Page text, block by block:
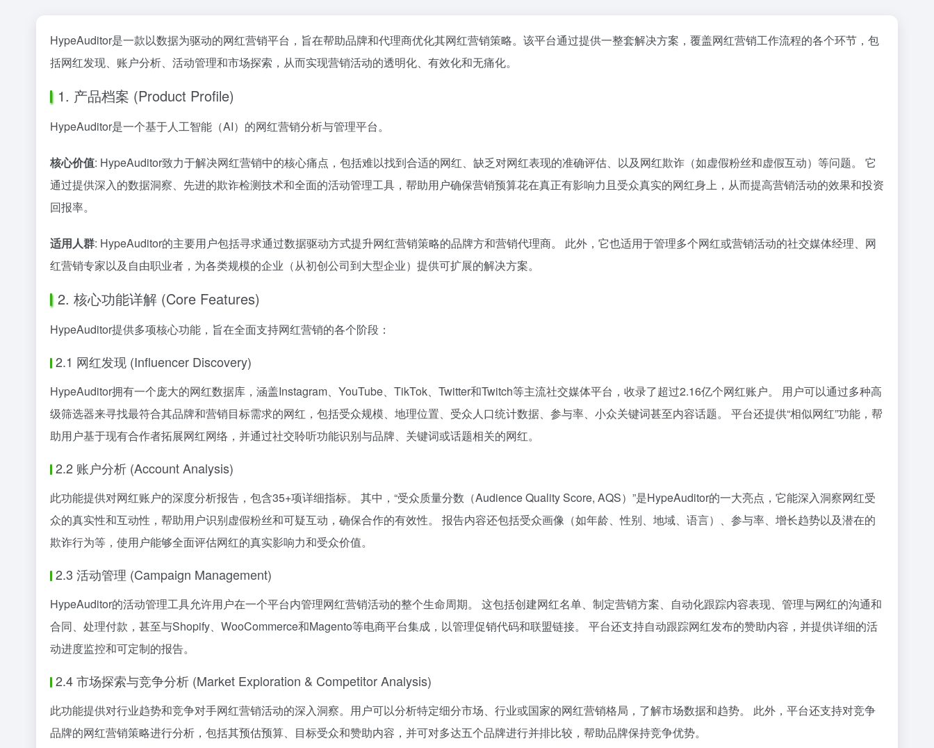
HypeAuditor是一款以数据为驱动的网红营销平台，旨在帮助品牌和代理商优化其网红营销策略。该平台通过提供一整套解决方案，覆盖网红营销工作流程的各个环节，包
括网红发现、账户分析、活动管理和市场探索，从而实现营销活动的透明化、有效化和无痛化。
1. 产品档案 (Product Profile)
HypeAuditor是一个基于人工智能（AI）的网红营销分析与管理平台。
核心价值: HypeAuditor致力于解决网红营销中的核心痛点，包括难以找到合适的网红、缺乏对网红表现的准确评估、以及网红欺诈（如虚假粉丝和虚假互动）等问题。 它
通过提供深入的数据洞察、先进的欺诈检测技术和全面的活动管理工具，帮助用户确保营销预算花在真正有影响力且受众真实的网红身上，从而提高营销活动的效果和投资
回报率。
适用人群: HypeAuditor的主要用户包括寻求通过数据驱动方式提升网红营销策略的品牌方和营销代理商。 此外，它也适用于管理多个网红或营销活动的社交媒体经理、网
红营销专家以及自由职业者，为各类规模的企业（从初创公司到大型企业）提供可扩展的解决方案。
2. 核心功能详解 (Core Features)
HypeAuditor提供多项核心功能，旨在全面支持网红营销的各个阶段：
2.1 网红发现 (Influencer Discovery)
HypeAuditor拥有一个庞大的网红数据库，涵盖Instagram、YouTube、TikTok、Twitter和Twitch等主流社交媒体平台，收录了超过2.16亿个网红账户。 用户可以通过多种高
级筛选器来寻找最符合其品牌和营销目标需求的网红，包括受众规模、地理位置、受众人口统计数据、参与率、小众关键词甚至内容话题。 平台还提供“相似网红”功能，帮
助用户基于现有合作者拓展网红网络，并通过社交聆听功能识别与品牌、关键词或话题相关的网红。
2.2 账户分析 (Account Analysis)
此功能提供对网红账户的深度分析报告，包含35+项详细指标。 其中，“受众质量分数（Audience Quality Score, AQS）”是HypeAuditor的一大亮点，它能深入洞察网红受
众的真实性和互动性，帮助用户识别虚假粉丝和可疑互动，确保合作的有效性。 报告内容还包括受众画像（如年龄、性别、地域、语言）、参与率、增长趋势以及潜在的
欺诈行为等，使用户能够全面评估网红的真实影响力和受众价值。
2.3 活动管理 (Campaign Management)
HypeAuditor的活动管理工具允许用户在一个平台内管理网红营销活动的整个生命周期。 这包括创建网红名单、制定营销方案、自动化跟踪内容表现、管理与网红的沟通和
合同、处理付款，甚至与Shopify、WooCommerce和Magento等电商平台集成，以管理促销代码和联盟链接。 平台还支持自动跟踪网红发布的赞助内容，并提供详细的活
动进度监控和可定制的报告。
2.4 市场探索与竞争分析 (Market Exploration & Competitor Analysis)
此功能提供对行业趋势和竞争对手网红营销活动的深入洞察。用户可以分析特定细分市场、行业或国家的网红营销格局，了解市场数据和趋势。 此外，平台还支持对竞争
品牌的网红营销策略进行分析，包括其预估预算、目标受众和赞助内容，并可对多达五个品牌进行并排比较，帮助品牌保持竞争优势。